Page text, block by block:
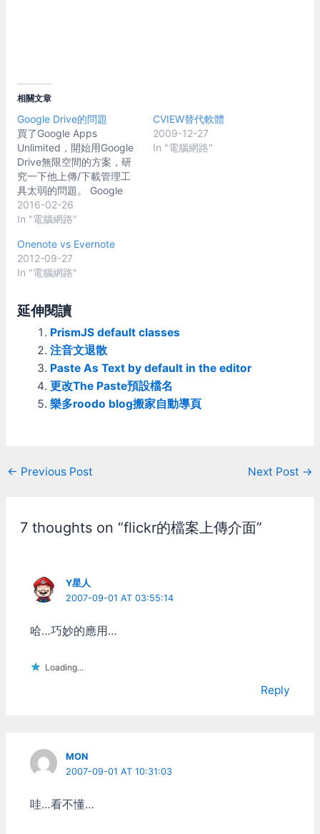
相關文章
Google Drive的問題
買了Google Apps
Unlimited，開始用Google
Drive無限空間的方案，研
究一下他上傳/下載管理工
具太弱的問題。 Google
Drive現在只能用瀏覽器上
傳/下載。另外就是只有同
Drive for Windows"。 瀏
覽器上傳/下載的話，只有
chrome支援資料夾上傳，
傳速度等資料都沒有。續傳
的功能是有，但大量檔案時
很難確定是不是把檔案都傳
好了，若傳到一半遇到斷線
的話麻煩就大了。 至於桌
面程式"Google Drive for
Windows"的部份，因為他
本來就只是個類似Dropbox
使用起來就相當的麻煩。
檔案掛進來上傳會有困難。
經過測試，如果放junction
乖上傳，但只有第一次，後
面他就沒法同步Softlink指
向的目錄內容，所以
來當上傳/下載工具，唯一
錄指向別的地方。 還好
Google Drive的桌面程式可
方面倒是勉強還能利用。只
是這程式要改同步目錄設定
還得先登出帳號再重新登
外還有個問題是，如果把同
2016-02-26
In "電腦網路"
CVIEW替代軟體
2009-12-27
In "電腦網路"
Onenote vs Evernote
2012-09-27
In "電腦網路"
延伸閱讀
PrismJS default classes
注音文退散
Paste As Text by default in the editor
更改The Paste預設檔名
樂多roodo blog搬家自動導頁
Post
← Previous Post Next Post →
7 thoughts on “flickr的檔案上傳介面”
Y星人
2007-09-01 AT 03:55:14
哈…巧妙的應用…
Loading...
Reply
MON
2007-09-01 AT 10:31:03
哇…看不懂…